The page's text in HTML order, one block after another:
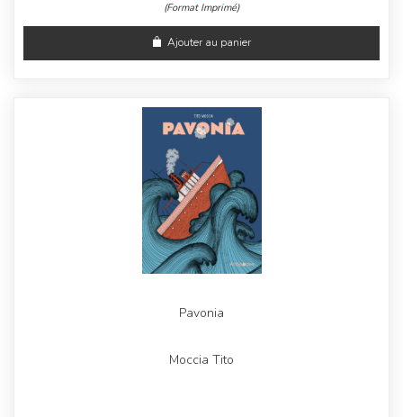
(Format Imprimé)
Ajouter au panier
Pavonia
Moccia Tito